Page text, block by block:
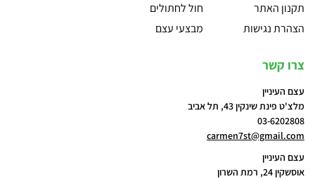
תקנון האתר
הצהרת נגישות
חול לחתולים
מבצעי עצם
צרו קשר
עצם העיניין
מלצ'ט פינת שינקין 43, תל אביב
03-6202808
carmen7st@gmail.com
עצם העיניין
אוסשקין 24, רמת השרון